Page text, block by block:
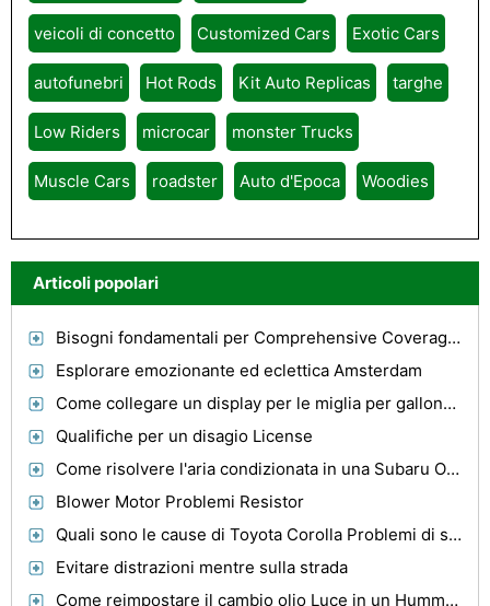
veicoli di concetto Customized Cars Exotic Cars
autofunebri Hot Rods Kit Auto Replicas targhe
Low Riders microcar monster Trucks
Muscle Cars roadster Auto d'Epoca Woodies
Articoli popolari
Bisogni fondamentali per Comprehensive Coverage auto
Esplorare emozionante ed eclettica Amsterdam
Come collegare un display per le miglia per gallone in qualsiasi auto
Qualifiche per un disagio License
Come risolvere l'aria condizionata in una Subaru Outback
Blower Motor Problemi Resistor
Quali sono le cause di Toyota Corolla Problemi di sterzo ?
Evitare distrazioni mentre sulla strada
Come reimpostare il cambio olio Luce in un Hummer H3